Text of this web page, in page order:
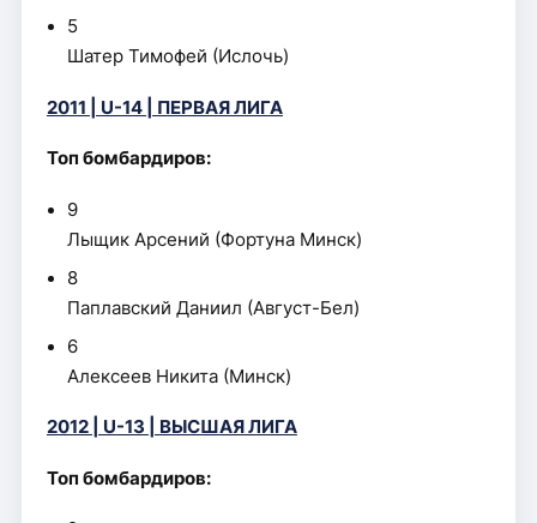
5
Шатер Тимофей (Ислочь)
2011 | U-14 | ПЕРВАЯ ЛИГА
Топ бомбардиров:
9
Лыщик Арсений (Фортуна Минск)
8
Паплавский Даниил (Август-Бел)
6
Алексеев Никита (Минск)
2012 | U-13 | ВЫСШАЯ ЛИГА
Топ бомбардиров: